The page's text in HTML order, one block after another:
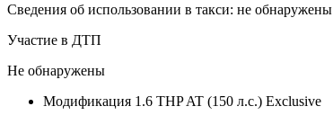
Сведения об использовании в такси: не обнаружены
Участие в ДТП
Не обнаружены
Модификация 1.6 THP AT (150 л.с.) Exclusive